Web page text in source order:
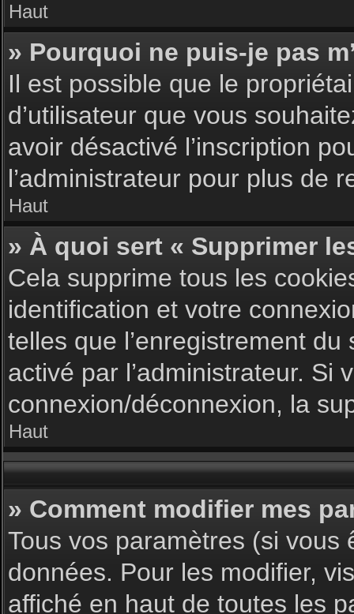
Haut
» Pourquoi ne puis-je pas
Il est possible que le
d’utilisateur que vous
avoir désactivé l’inscription
l’administrateur pour plus de
Haut
» À quoi sert « Supprimer
Cela supprime tous les
identification et votre
telles que l’enregistrement
activé par l’administrateur. Si
connexion/déconnexion, la
Haut
» Comment modifier mes
Tous vos paramètres (si
données. Pour les modifier,
affiché en haut de toutes les